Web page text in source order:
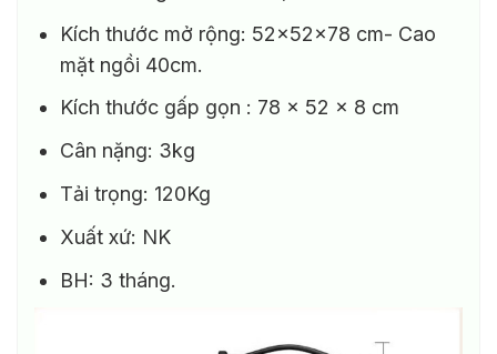
Kích thước mở rộng: 52x52x78 cm- Cao
mặt ngồi 40cm.
Kích thước gấp gọn : 78 x 52 x 8 cm
Cân nặng: 3kg
Tải trọng: 120Kg
Xuất xứ: NK
BH: 3 tháng.